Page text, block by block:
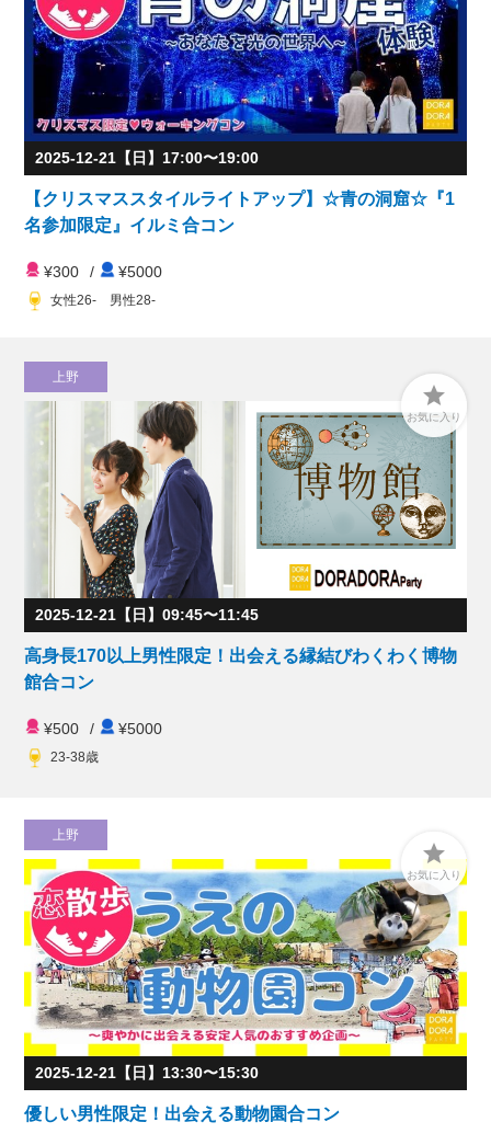
2025-12-21【日】17:00〜19:00
【クリスマススタイルライトアップ】☆青の洞窟☆『1
名参加限定』イルミ合コン
¥300 / ¥5000
女性26- 男性28-
上野

お気に入り
2025-12-21【日】09:45〜11:45
高身長170以上男性限定！出会える縁結びわくわく博物
館合コン
¥500 / ¥5000
23-38歳
上野

お気に入り
2025-12-21【日】13:30〜15:30
優しい男性限定！出会える動物園合コン